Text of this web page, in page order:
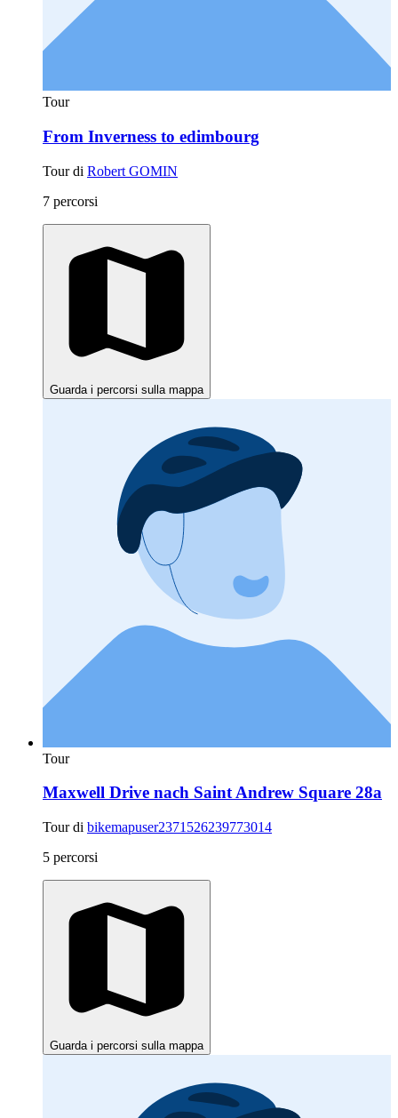
Tour
From Inverness to edimbourg
Tour di Robert GOMIN
7 percorsi
Guarda i percorsi sulla mappa
Tour
Maxwell Drive nach Saint Andrew Square 28a
Tour di bikemapuser2371526239773014
5 percorsi
Guarda i percorsi sulla mappa